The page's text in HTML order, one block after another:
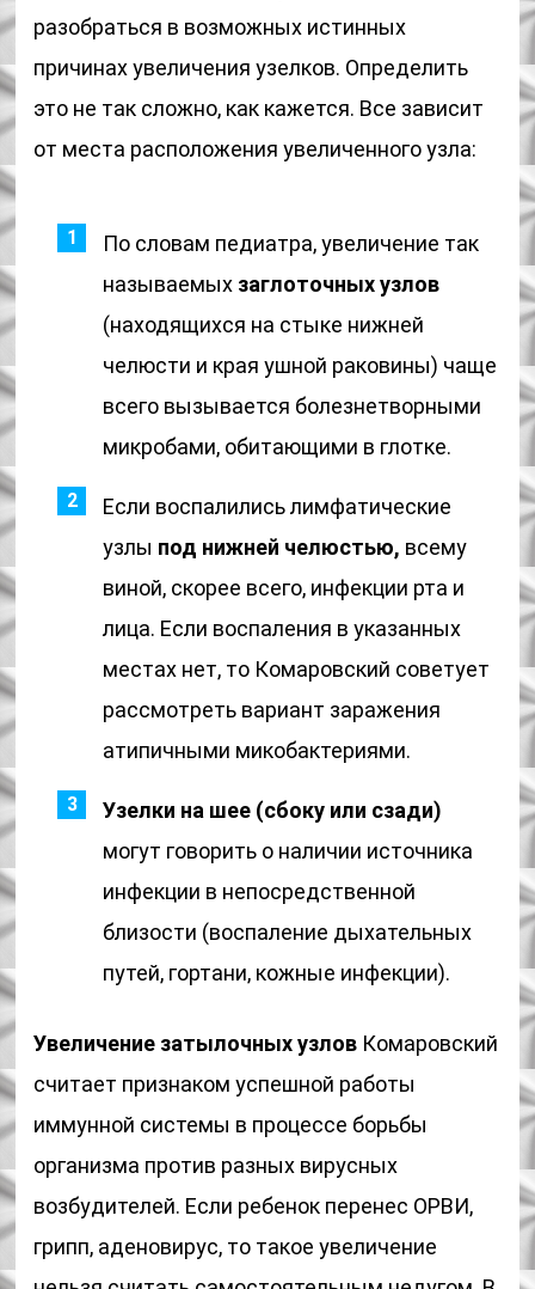
разобраться в возможных истинных
причинах увеличения узелков. Определить
это не так сложно, как кажется. Все зависит
от места расположения увеличенного узла:
По словам педиатра, увеличение так
называемых заглоточных узлов
(находящихся на стыке нижней
челюсти и края ушной раковины) чаще
всего вызывается болезнетворными
микробами, обитающими в глотке.
Если воспалились лимфатические
узлы под нижней челюстью, всему
виной, скорее всего, инфекции рта и
лица. Если воспаления в указанных
местах нет, то Комаровский советует
рассмотреть вариант заражения
атипичными микобактериями.
Узелки на шее (сбоку или сзади)
могут говорить о наличии источника
инфекции в непосредственной
близости (воспаление дыхательных
путей, гортани, кожные инфекции).
Увеличение затылочных узлов Комаровский
считает признаком успешной работы
иммунной системы в процессе борьбы
организма против разных вирусных
возбудителей. Если ребенок перенес ОРВИ,
грипп, аденовирус, то такое увеличение